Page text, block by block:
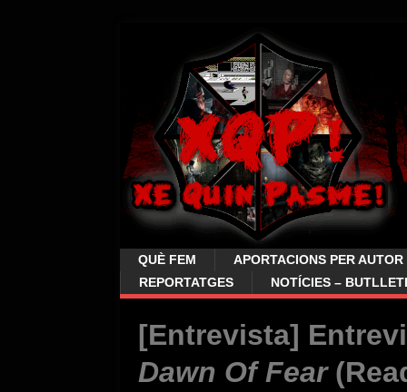
QUÈ FEM APORTACIONS PER AUTOR
REPORTATGES
NOTÍCIES –
[Entrevista]
Dawn Of Fear